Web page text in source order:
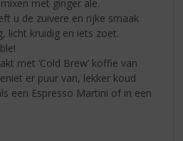
met ginger ale.
u de zuivere en rijke smaak
licht kruidig en iets zoet.
met ‘Cold Brew’ koffie van
er puur van, lekker koud
een Espresso Martini of in een